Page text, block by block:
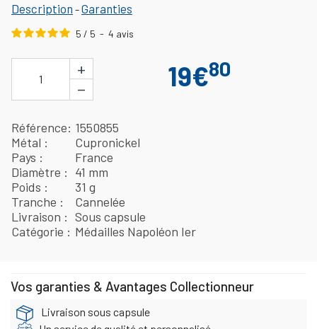
Description -Garanties
5 / 5 - 4 avis
1
+
−
19€80
Référence 1550855
Métal
Cupronickel
Pays
France
Diamètre
41 mm
Poids
31 g
Tranche
Cannelée
Livraison
Sous capsule
Catégorie
Médailles Napoléon Ier
Vos garanties & Avantages Collectionneur
Livraison sous capsule